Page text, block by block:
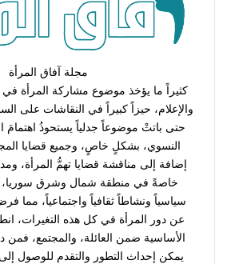
مجلة آفاق المرأة
كثيراً ما يؤخذ موضوع مشاركة المرأة في
والإعلام، حيزاً كبيراً في النقاشات على
حتى باتتْ موضوعاً جدلياً يستحوذُ
النسوي، بشكلٍ خاصٍ، وجميع قضايا
إضافة إلى مناقشة قضايا تهمُّ المرأة،
خاصةً في منطقة شمال وشرق سوريا،
سياسياً ونشاطاً ثقافياً واجتماعياً، مما
عن دور المرأة في كل هذه التغيرات،
الأساسية ضمن العائلة، والمجتمع، فمن
يمكن إحداث التطور والتقدم للوصول إلى